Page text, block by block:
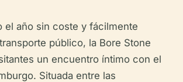
el año sin coste y fácilmente
público, la Bore Stone
un encuentro íntimo con el
Situada entre las